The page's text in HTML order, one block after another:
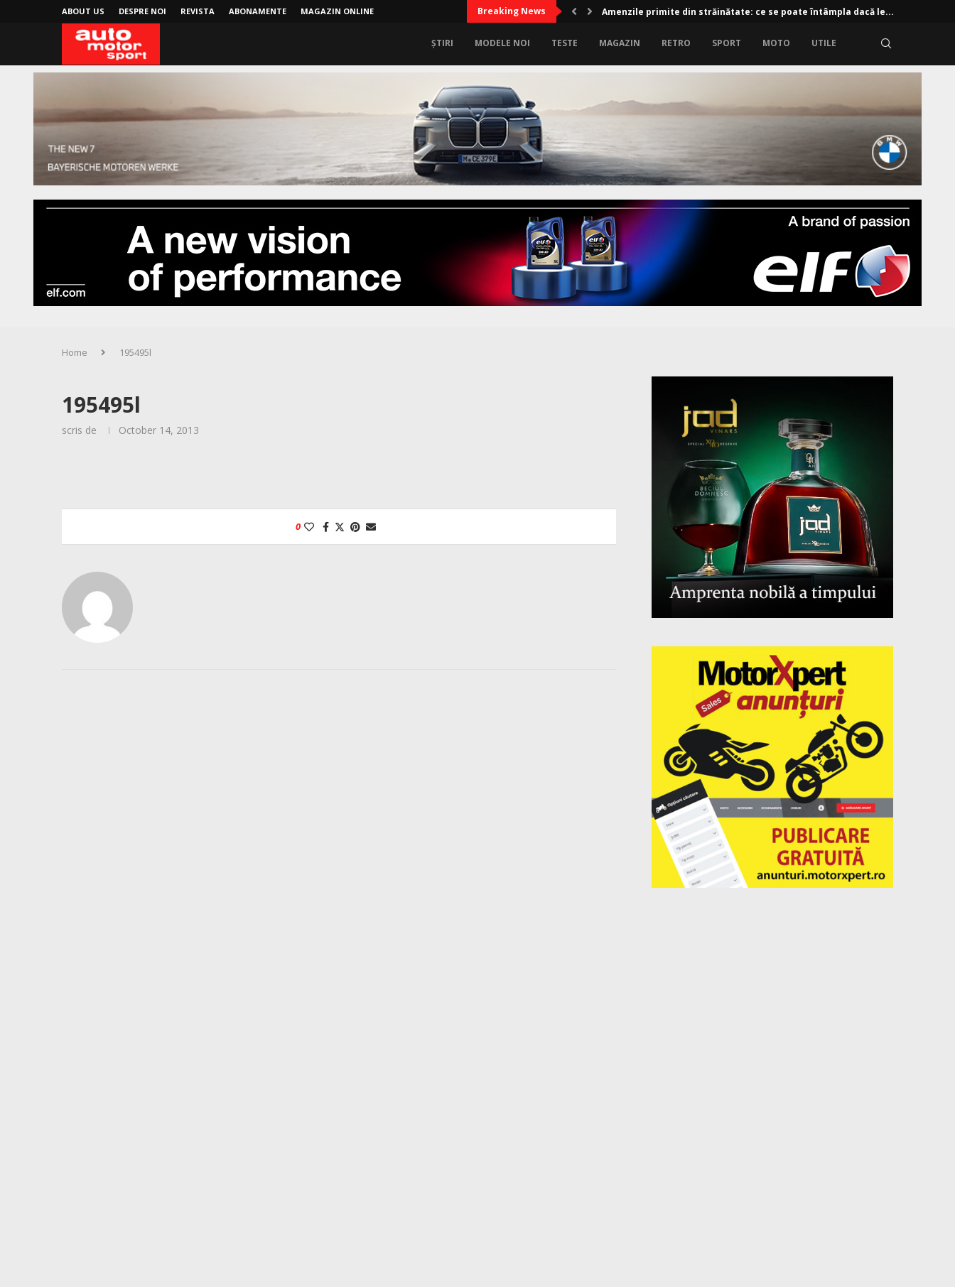
ABOUT US DESPRE NOI REVISTA ABONAMENTE MAGAZIN ONLINE Breaking News Amenzile primite din străinătate: ce se poate întâmpla dacă le...
ȘTIRI MODELE NOI TESTE MAGAZIN RETRO SPORT MOTO UTILE
Home 195495l
195495l
scris de October 14, 2013
0